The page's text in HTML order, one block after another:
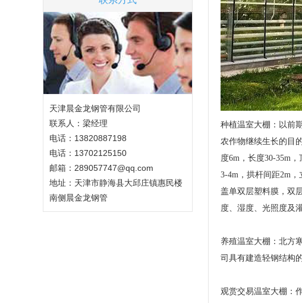
天津晨金龙钢管有限公司
联系人：梁经理
电话：13820887198
电话：13702125150
邮箱：289057747@qq.com
地址：天津市静海县大邱庄镇惠民楼
南侧晨金龙钢管
种植温室大棚：以前
农作物继续生长的目
度6m，长度30-35m
3-4m，拱杆间距2m
盖单双层塑料膜，双
度、湿度、光照度及
养殖温室大棚：北方
司具有建造轻钢结构
观赏交易温室大棚：